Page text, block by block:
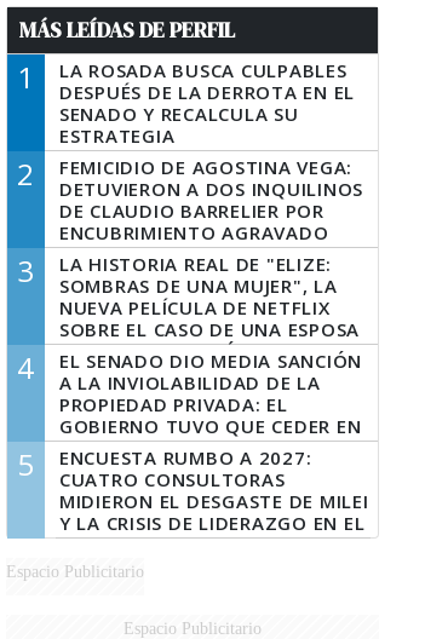
MÁS LEÍDAS DE PERFIL
1
LA ROSADA BUSCA CULPABLES
DESPUÉS DE LA DERROTA EN EL
SENADO Y RECALCULA SU
ESTRATEGIA
2
FEMICIDIO DE AGOSTINA VEGA:
DETUVIERON A DOS INQUILINOS
DE CLAUDIO BARRELIER POR
ENCUBRIMIENTO AGRAVADO
3
LA HISTORIA REAL DE "ELIZE:
SOMBRAS DE UNA MUJER", LA
NUEVA PELÍCULA DE NETFLIX
SOBRE EL CASO DE UNA ESPOSA
QUE DESCUARTIZÓ A SU
MARIDO
4
EL SENADO DIO MEDIA SANCIÓN
A LA INVIOLABILIDAD DE LA
PROPIEDAD PRIVADA: EL
GOBIERNO TUVO QUE CEDER EN
LA LEY DEL MANEJO DEL FUEGO
5
ENCUESTA RUMBO A 2027:
CUATRO CONSULTORAS
MIDIERON EL DESGASTE DE MILEI
Y LA CRISIS DE LIDERAZGO EN EL
PERONISMO
Espacio Publicitario
Espacio Publicitario